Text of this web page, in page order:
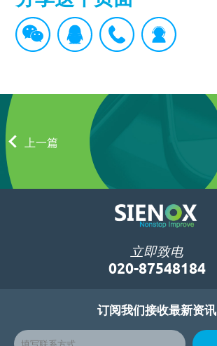
上一篇
立即致电
020-87548184
订阅我们接收最新资讯